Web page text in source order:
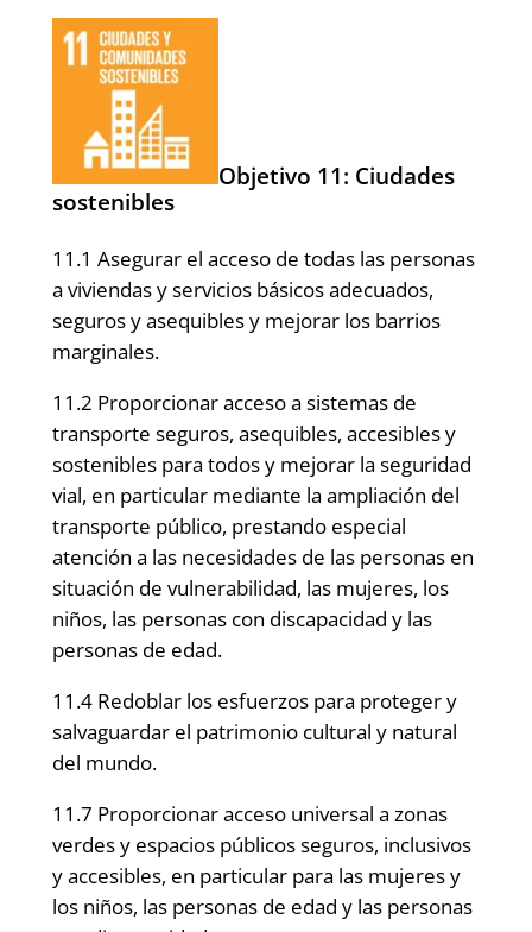
Objetivo 11: Ciudades
sostenibles
11.1 Asegurar el acceso de todas las personas
a viviendas y servicios básicos adecuados,
seguros y asequibles y mejorar los barrios
marginales.
11.2 Proporcionar acceso a sistemas de
transporte seguros, asequibles, accesibles y
sostenibles para todos y mejorar la seguridad
vial, en particular mediante la ampliación del
transporte público, prestando especial
atención a las necesidades de las personas en
situación de vulnerabilidad, las mujeres, los
niños, las personas con discapacidad y las
personas de edad.
11.4 Redoblar los esfuerzos para proteger y
salvaguardar el patrimonio cultural y natural
del mundo.
11.7 Proporcionar acceso universal a zonas
verdes y espacios públicos seguros, inclusivos
y accesibles, en particular para las mujeres y
los niños, las personas de edad y las personas